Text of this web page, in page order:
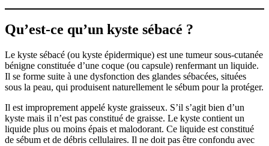
Qu’est-ce qu’un kyste sébacé ?
Le kyste sébacé (ou kyste épidermique) est une tumeur sous-cutanée
bénigne constituée d’une coque (ou capsule) renfermant un liquide.
Il se forme suite à une dysfonction des glandes sébacées, situées
sous la peau, qui produisent naturellement le sébum pour la protéger.
Il est improprement appelé kyste graisseux. S’il s’agit bien d’un
kyste mais il n’est pas constitué de graisse. Le kyste contient un
liquide plus ou moins épais et malodorant. Ce liquide est constitué
de sébum et de débris cellulaires. Il ne doit pas être confondu avec